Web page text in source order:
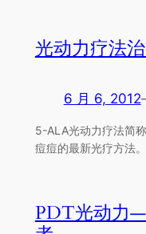
光动力疗法
6 月 6, 2012
5-ALA光动力疗法简
痘痘的最新光疗方法
PDT光动力